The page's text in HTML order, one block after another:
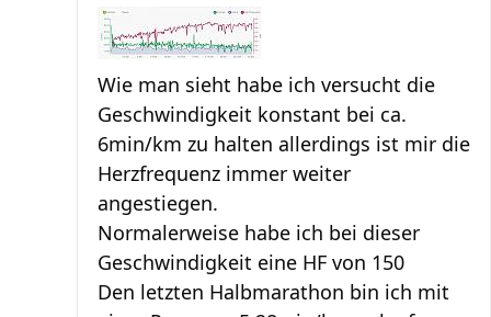
Wie man sieht habe ich versucht die
Geschwindigkeit konstant bei ca.
6min/km zu halten allerdings ist mir die
Herzfrequenz immer weiter
angestiegen.
Normalerweise habe ich bei dieser
Geschwindigkeit eine HF von 150
Den letzten Halbmarathon bin ich mit